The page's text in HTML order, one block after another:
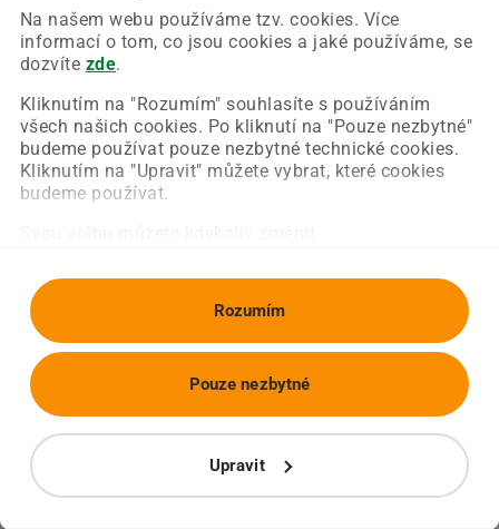
Na našem webu používáme tzv. cookies. Více
informací o tom, co jsou cookies a jaké používáme, se
dozvíte zde.
Kliknutím na "Rozumím" souhlasíte s používáním
všech našich cookies. Po kliknutí na "Pouze nezbytné"
budeme používat pouze nezbytné technické cookies.
Kliknutím na "Upravit" můžete vybrat, které cookies
budeme používat.
Rozumím
Upravit
Pouze nezbytné
Chyba nastala na naší straně a už ji opravujeme.
Zkuste prosím znovu načíst požadovanou stránku.
Obnovit stránku Úvodní strana